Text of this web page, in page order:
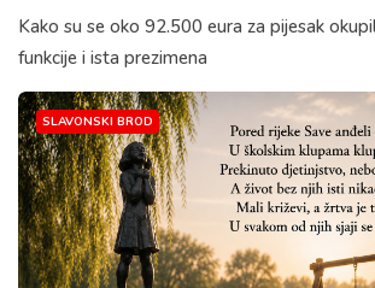
Kako su se oko 92.500 eura za pijesak
funkcije i ista prezimena
SLAVONSKI BROD